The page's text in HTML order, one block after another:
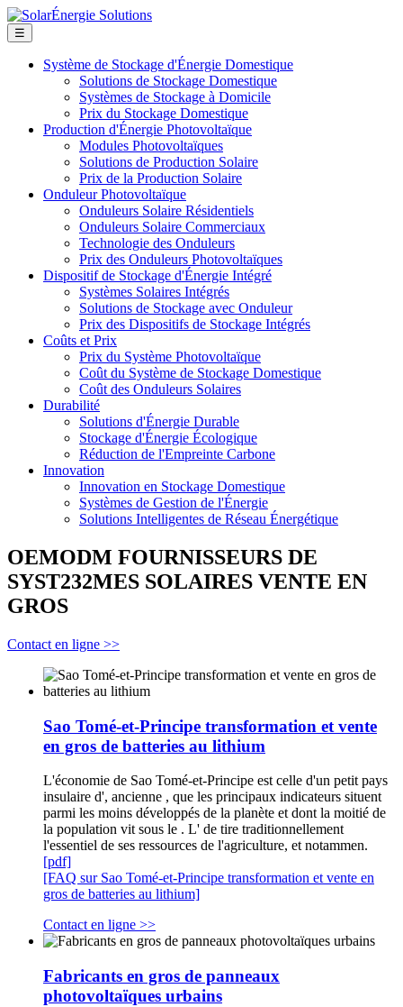
☰
Système de Stockage d'Énergie Domestique
Solutions de Stockage Domestique
Systèmes de Stockage à Domicile
Prix du Stockage Domestique
Production d'Énergie Photovoltaïque
Modules Photovoltaïques
Solutions de Production Solaire
Prix de la Production Solaire
Onduleur Photovoltaïque
Onduleurs Solaire Résidentiels
Onduleurs Solaire Commerciaux
Technologie des Onduleurs
Prix des Onduleurs Photovoltaïques
Dispositif de Stockage d'Énergie Intégré
Systèmes Solaires Intégrés
Solutions de Stockage avec Onduleur
Prix des Dispositifs de Stockage Intégrés
Coûts et Prix
Prix du Système Photovoltaïque
Coût du Système de Stockage Domestique
Coût des Onduleurs Solaires
Durabilité
Solutions d'Énergie Durable
Stockage d'Énergie Écologique
Réduction de l'Empreinte Carbone
Innovation
Innovation en Stockage Domestique
Systèmes de Gestion de l'Énergie
Solutions Intelligentes de Réseau Énergétique
OEMODM FOURNISSEURS DE
SYST232MES SOLAIRES VENTE EN
GROS
Contact en ligne >>
Sao Tomé-et-Principe transformation et vente
en gros de batteries au lithium
L'économie de Sao Tomé-et-Principe est celle d'un petit pays
insulaire d', ancienne , que les principaux indicateurs situent
parmi les moins développés de la planète et dont la moitié de
la population vit sous le . L' de tire traditionnellement
l'essentiel de ses ressources de l'agriculture, et notammen.
[pdf]
[FAQ sur Sao Tomé-et-Principe transformation et vente en
gros de batteries au lithium]
Contact en ligne >>
Fabricants en gros de panneaux
photovoltaïques urbains